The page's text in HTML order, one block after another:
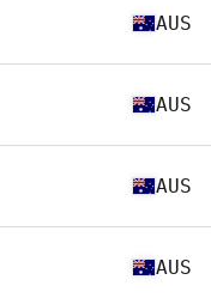
AUS
AUS
AUS
AUS